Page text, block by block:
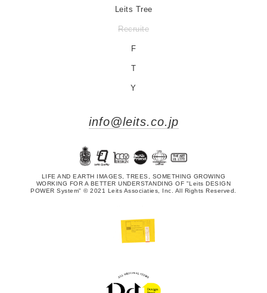
Leits Tree
Recruite
F
T
Y
info@leits.co.jp
LIFE AND EARTH IMAGES, TREES, SOMETHING GROWING
WORKING FOR A BETTER UNDERSTANDING OF "Leits DESIGN
POWER System" © 2021 Leits Associaties, Inc. All Rights Reserved.